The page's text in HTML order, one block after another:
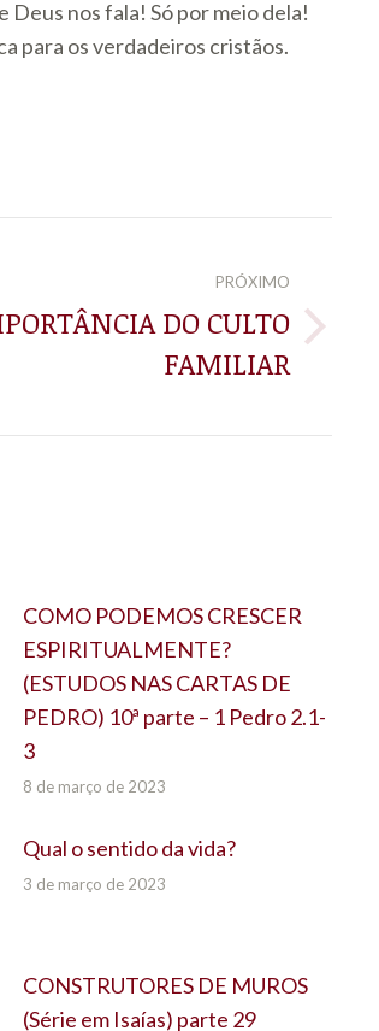
Deus nos fala! Só por meio dela!
para os verdadeiros cristãos.
PRÓXIMO
DO CULTO
FAMILIAR
COMO PODEMOS CRESCER
ESPIRITUALMENTE?
(ESTUDOS NAS CARTAS DE
PEDRO) 10ª parte – 1 Pedro 2.1-
3
8 de março de 2023
Qual o sentido da vida?
3 de março de 2023
CONSTRUTORES DE MUROS
(Série em Isaías) parte 29